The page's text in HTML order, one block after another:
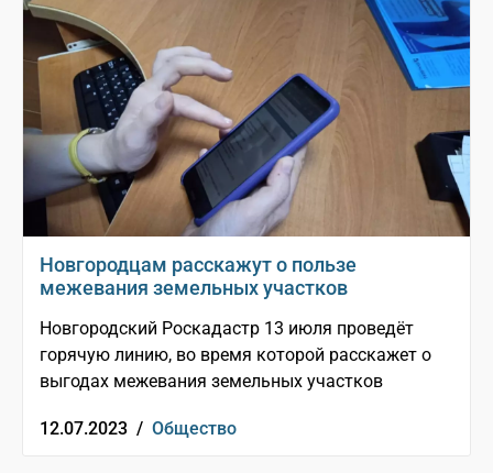
Новгородцам расскажут о пользе
межевания земельных участков
Новгородский Роскадастр 13 июля проведёт
горячую линию, во время которой расскажет о
выгодах межевания земельных участков
12.07.2023 / Общество